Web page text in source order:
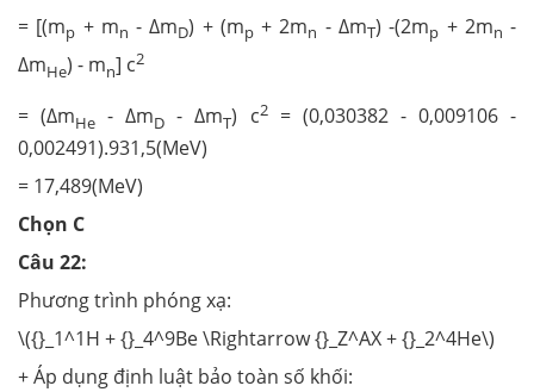
= [(mp + mn - ΔmD) + (mp+ 2mn - ΔmT) -(2mp + 2mn -
ΔmHe) - mn] c2
= (ΔmHe - ΔmD - ΔmT) c2= (0,030382 - 0,009106 -
0,002491).931,5(MeV)
= 17,489(MeV)
Chọn C
Câu 22:
Phương trình phóng xạ:
\({}_1^1H + {}_4^9Be \Rightarrow {}_Z^AX + {}_2^4He\)
+ Áp dụng định luật bảo toàn số khối: